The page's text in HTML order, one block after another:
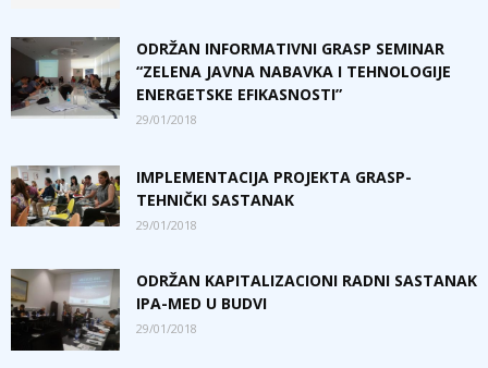
ODRŽAN INFORMATIVNI GRASP SEMINAR
“ZELENA JAVNA NABAVKA I TEHNOLOGIJE
ENERGETSKE EFIKASNOSTI”
29/01/2018
IMPLEMENTACIJA PROJEKTA GRASP-
TEHNIČKI SASTANAK
29/01/2018
ODRŽAN KAPITALIZACIONI RADNI SASTANAK
IPA-MED U BUDVI
29/01/2018